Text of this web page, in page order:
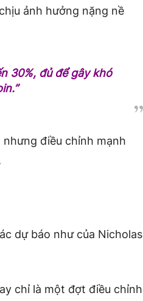
ảnh hưởng nặng nề
30%, đủ để gây khó
nhưng điều chỉnh mạnh
dự báo như của Nicholas
chỉ là một đợt điều chỉnh